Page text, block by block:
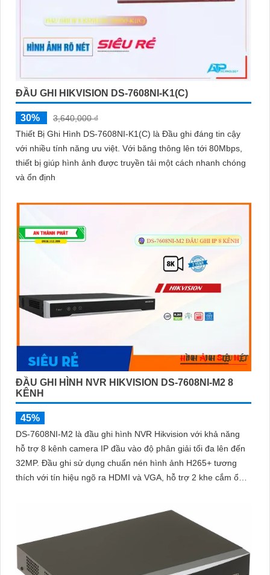
ĐẦU GHI HIKVISION DS-7608NI-K1(C)
30%
3,640,000 ₫
Thiết Bị Ghi Hình DS-7608NI-K1(C) là Đầu ghi đáng tin cậy
với nhiều tính năng ưu việt. Với băng thông lên tới 80Mbps,
thiết bị giúp hình ảnh được truyền tải một cách nhanh chóng
và ổn định
ĐẦU GHI HÌNH NVR HIKVISION DS-7608NI-M2 8
KÊNH
45%
DS-7608NI-M2 là đầu ghi hình NVR Hikvision với khả năng
hỗ trợ 8 kênh camera IP đầu vào độ phân giải tối đa lên đến
32MP. Đầu ghi sử dụng chuẩn nén hình ảnh H265+ tương
thích với tín hiệu ngõ ra HDMI và VGA, hỗ trợ 2 khe cắm ổ